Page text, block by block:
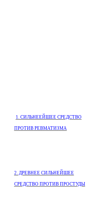
1. СИЛЬНЕЕЙШЕЕ СРЕДСТВО
ПРОТИВ РЕВМАТИЗМА
2. ДРЕВНЕЕ СИЛЬНЕЙШЕЕ
СРЕДСТВО ПРОТИВ ПРОСТУДЫ